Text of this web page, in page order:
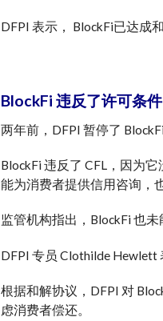
DFPI 表示， BlockFi已达成
BlockFi 违反了许可条件
两年前，DFPI 暂停了
BlockFi 违反了 CFL，因为
能为消费者提供信用咨询，
监管机构指出，BlockFi 也
DFPI 专员 Clothilde
根据和解协议，DFPI 对
虑消费者偿还。